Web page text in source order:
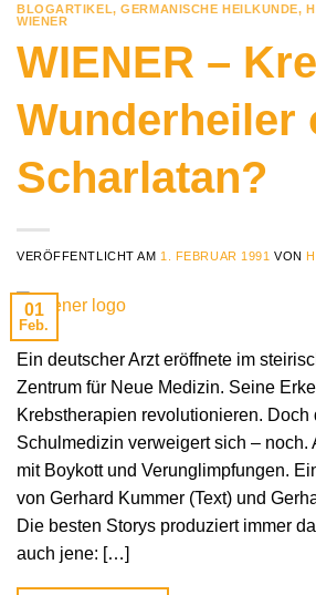
BLOGARTIKEL,GERMANISCHE HEILKUNDE,
WIENER
WIENER –
Wunderheiler
Scharlatan?
VERÖFFENTLICHT AM 1. FEBRUAR 1991 VON
01
Feb.
Ein deutscher Arzt eröffnete im
Zentrum für Neue Medizin. Seine
Krebstherapien revolutionieren.
Schulmedizin verweigert sich – noch.
mit Boykott und Verunglimpfungen.
von Gerhard Kummer (Text) und
Die besten Storys produziert immer
auch jene: […]